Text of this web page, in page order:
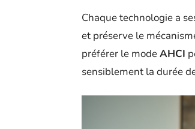
Chaque technologie a
et préserve le
préférer le modeAHCI
sensiblement la durée